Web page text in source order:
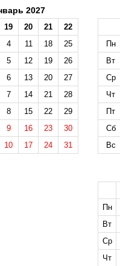
2027
19 20 21
22
4 11 18
25
5 12 19
26
6 13 20
27
7 14 21
28
8 15 22
29
9 16 23
30
10 17 24 31
Пн
Вт
Ср
Чт
Пт
Сб
Вс
Пн
Вт
Ср
Чт